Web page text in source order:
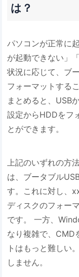
は？
パソコンが正常に
が起動できない」
状況に応じて、ブ
フォーマットする
まとめると、USB
設定からHDDをフ
とができます。
上記のいずれの方
は、ブータブル
す。これに対し、
ディスクのフォー
です。 一方、
なり複雑で、CMD
トはもっと難しい
しません。